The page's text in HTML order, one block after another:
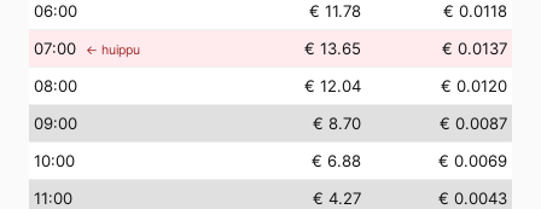
06:00 € 11.78
€ 0.0118
07:00 ← huippu € 13.65
€ 0.0137
08:00 € 12.04
€ 0.0120
09:00 € 8.70
€ 0.0087
10:00 € 6.88
€ 0.0069
11:00 € 4.27
€ 0.0043